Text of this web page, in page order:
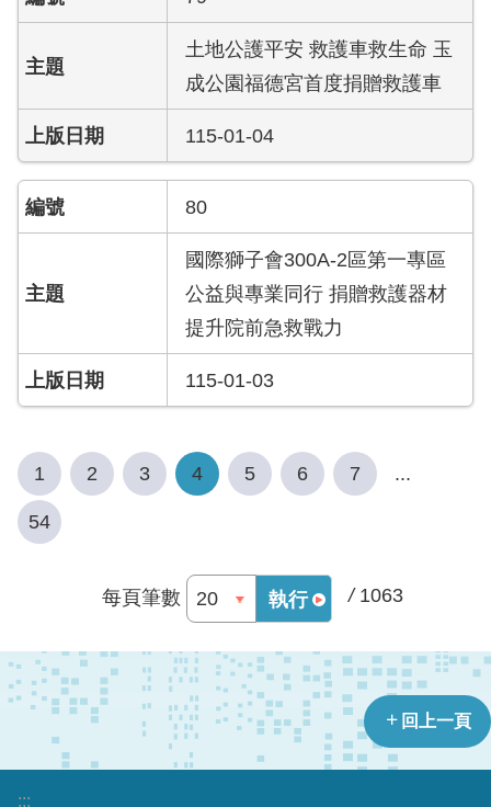
網
資
料
放
宣
版
權
告
土地公護平安 救護車救生命 玉
成公園福德宮首度捐贈救護車
115-01-04
80
國際獅子會300A-2區第一專區
公益與專業同行 捐贈救護器材
提升院前急救戰力
115-01-03
1 2 3 4 5 6 7 ...
54
每頁筆數 執行 / 1063
回上一頁
:::